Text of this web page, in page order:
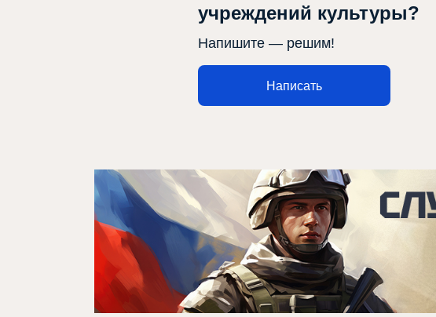
Афиша
Театр турында
Яңалыклар
Репертуар
учреждений культуры?
Напишите — решим!
Написать